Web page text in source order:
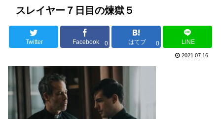
スレイヤー７日目の煉獄５
Twitter Facebook 0 はてブ 0 LINE
2021.07.16